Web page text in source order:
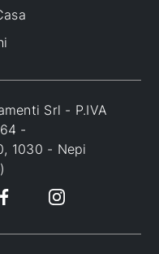
Srl - P.IVA
-
1030 - Nepi